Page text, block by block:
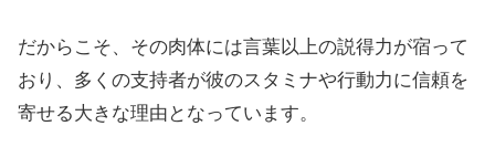
だからこそ、その肉体には言葉以上の説得力が宿って
おり、多くの支持者が彼のスタミナや行動力に信頼を
寄せる大きな理由となっています。